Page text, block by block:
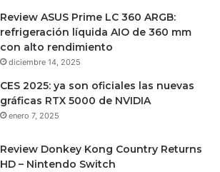
Review ASUS Prime LC 360 ARGB:
refrigeración líquida AIO de 360 mm
con alto rendimiento
diciembre 14, 2025
CES 2025: ya son oficiales las nuevas
gráficas RTX 5000 de NVIDIA
enero 7, 2025
Review Donkey Kong Country Returns
HD – Nintendo Switch